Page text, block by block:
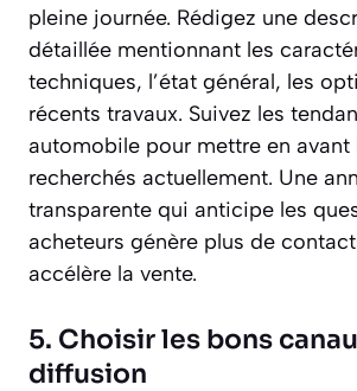
pleine journée. Rédigez une
détaillée mentionnant les
techniques, l’état général, les
récents travaux. Suivez les
automobile pour mettre en avant
recherchés actuellement. Une
transparente qui anticipe les
acheteurs génère plus de
accélère la vente.
5. Choisir les bons
diffusion